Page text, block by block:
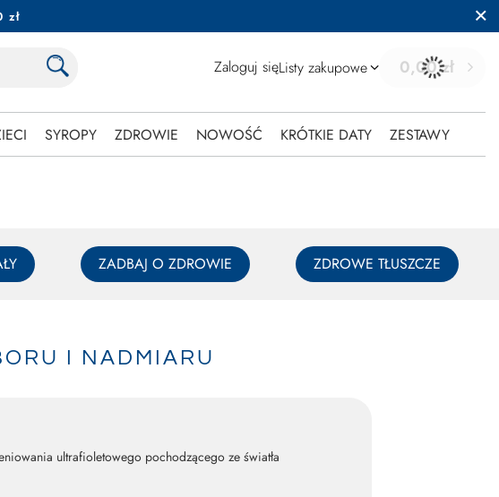
zł
Zaloguj sięListy zakupowe 0,00 zł
SYROPY ZDROWIE NOWOŚĆ KRÓTKIE DATY ZESTAWY
ZADBAJ O ZDROWIE ZDROWE TŁUSZCZE
I NADMIARU
ultrafioletowego pochodzącego ze światła